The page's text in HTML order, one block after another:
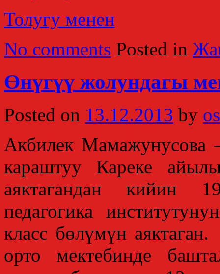
Толугу менен
No comments Posted in
Өнүгүү жолундагы
Posted on 13.12.2013 by
Акбилек Мамажунусова
караштуу Кареке
аяктагандан кийин
педагогика
класс бөлүмүн
орто мектебинде